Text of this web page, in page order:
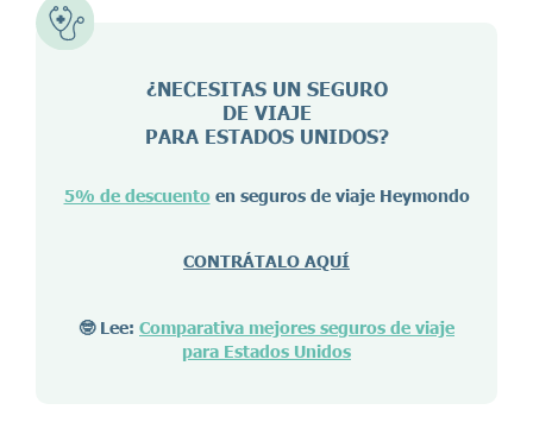
¿NECESITAS UN SEGURO
DE VIAJE
PARA ESTADOS UNIDOS?
5% de descuentoen seguros de viaje Heymondo
CONTRÁTALO AQUÍ
🤓 Lee: Comparativa mejores seguros de viaje
para Estados Unidos